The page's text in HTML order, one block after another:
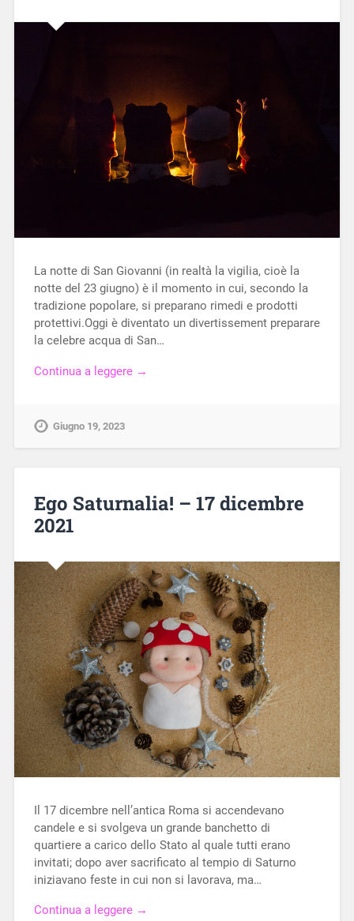
La notte di San Giovanni (in realtà la vigilia, cioè la
notte del 23 giugno) è il momento in cui, secondo la
tradizione popolare, si preparano rimedi e prodotti
protettivi.Oggi è diventato un divertissement preparare
la celebre acqua di San…
Continua a leggere →
Giugno 19, 2023
Ego Saturnalia! – 17 dicembre
2021
Il 17 dicembre nell’antica Roma si accendevano
candele e si svolgeva un grande banchetto di
quartiere a carico dello Stato al quale tutti erano
invitati; dopo aver sacrificato al tempio di Saturno
iniziavano feste in cui non si lavorava, ma…
Continua a leggere →